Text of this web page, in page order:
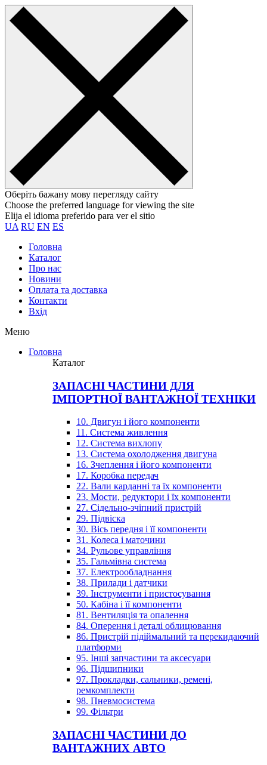
Оберіть бажану мову перегляду сайту
Choose the preferred language for viewing the site
Elija el idioma preferido para ver el sitio
UA RU EN ES
Головна
Каталог
Про нас
Новини
Оплата та доставка
Контакти
Вхiд
Меню
Головна
Каталог
ЗАПАСНІ ЧАСТИНИ ДЛЯ
ІМПОРТНОЇ ВАНТАЖНОЇ ТЕХНІКИ
10. Двигун і його компоненти
11. Система живлення
12. Система вихлопу
13. Система охолодження двигуна
16. Зчеплення і його компоненти
17. Коробка передач
22. Вали карданні та їх компоненти
23. Мости, редуктори і їх компоненти
27. Сідельно-зчіпний пристрій
29. Підвіска
30. Вісь передня і її компоненти
31. Колеса і маточини
34. Рульове управління
35. Гальмівна система
37. Електрообладнання
38. Прилади і датчики
39. Інструменти і пристосування
50. Кабіна і її компоненти
81. Вентиляція та опалення
84. Оперення і деталі облицювання
86. Пристрій підіймальний та перекидаючий
платформи
95. Інші запчастини та аксесуари
96. Підшипники
97. Прокладки, сальники, ремені,
ремкомплекти
98. Пневмосистема
99. Фільтри
ЗАПАСНІ ЧАСТИНИ ДО
ВАНТАЖНИХ АВТО